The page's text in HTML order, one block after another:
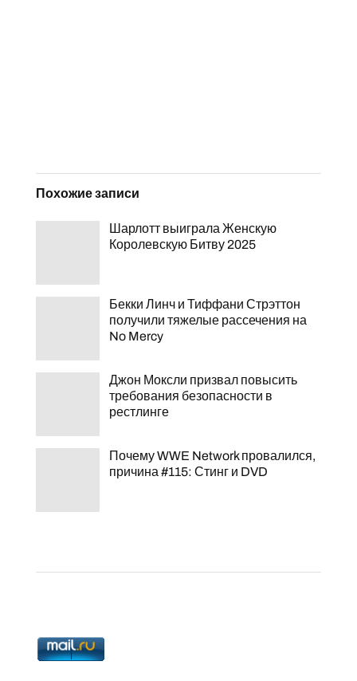
Похожие записи
Шарлотт выиграла Женскую
Королевскую Битву 2025
Бекки Линч и Тиффани Стрэттон
получили тяжелые рассечения на
No Mercy
Джон Моксли призвал повысить
требования безопасности в
рестлинге
Почему WWE Network провалился,
причина #115: Стинг и DVD